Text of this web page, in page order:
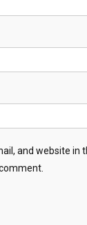
and website in